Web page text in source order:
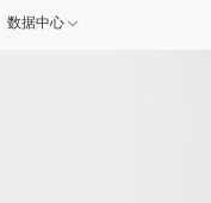
数据中心